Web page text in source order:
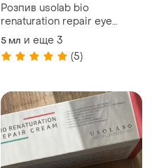
Розпив usolab bio
renaturation repair eye
cream інтенсивний
омолоджуючий крем для
очей
5 мл и еще 3
(5)